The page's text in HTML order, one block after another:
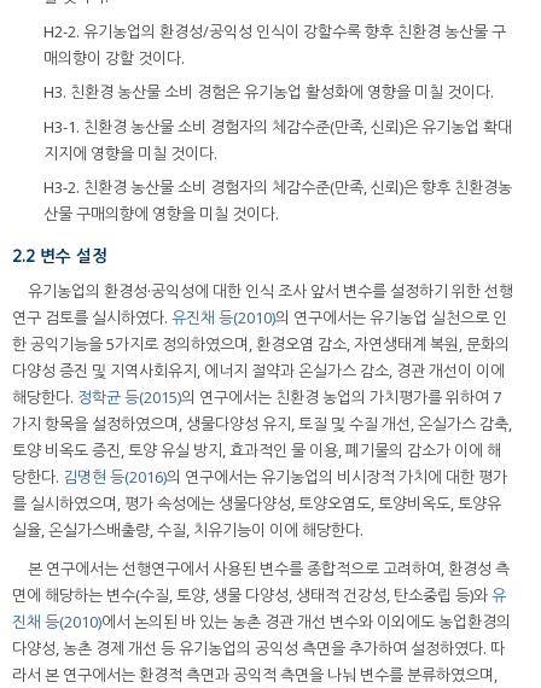
H2-2. 유기농업의 환경성/공익성 인식이 강할수록 향후 친환경 농산물 구
매의향이 강할 것이다.
H3. 친환경 농산물 소비 경험은 유기농업 활성화에 영향을 미칠 것이다.
H3-1. 친환경 농산물 소비 경험자의 체감수준(만족, 신뢰)은 유기농업 확대
지지에 영향을 미칠 것이다.
H3-2. 친환경 농산물 소비 경험자의 체감수준(만족, 신뢰)은 향후 친환경농
산물 구매의향에 영향을 미칠 것이다.
2.2 변수 설정
유기농업의 환경성·공익성에 대한 인식 조사 앞서 변수를 설정하기 위한 선행
연구 검토를 실시하였다. 유진채 등(2010)의 연구에서는 유기농업 실천으로 인
한 공익기능을 5가지로 정의하였으며, 환경오염 감소, 자연생태계 복원, 문화의
다양성 증진 및 지역사회유지, 에너지 절약과 온실가스 감소, 경관 개선이 이에
해당한다. 정학균 등(2015)의 연구에서는 친환경 농업의 가치평가를 위하여 7
가지 항목을 설정하였으며, 생물다양성 유지, 토질 및 수질 개선, 온실가스 감축,
토양 비옥도 증진, 토양 유실 방지, 효과적인 물 이용, 폐기물의 감소가 이에 해
당한다. 김명현 등(2016)의 연구에서는 유기농업의 비시장적 가치에 대한 평가
를 실시하였으며, 평가 속성에는 생물다양성, 토양오염도, 토양비옥도, 토양유
실율, 온실가스배출량, 수질, 치유기능이 이에 해당한다.
본 연구에서는 선행연구에서 사용된 변수를 종합적으로 고려하여, 환경성 측
면에 해당하는 변수(수질, 토양, 생물 다양성, 생태적 건강성, 탄소중립 등)와유
진채 등(2010)에서 논의된 바 있는 농촌 경관 개선 변수와 이외에도 농업환경의
다양성, 농촌 경제 개선 등 유기농업의 공익성 측면을 추가하여 설정하였다. 따
라서 본 연구에서는 환경적 측면과 공익적 측면을 나눠 변수를 분류하였으며,